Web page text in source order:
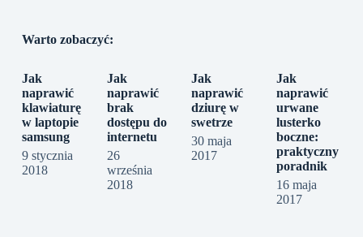
Warto zobaczyć:
Jak
naprawić
klawiaturę
w laptopie
samsung
9 stycznia
2018
Jak
naprawić
brak
dostępu do
internetu
26
września
2018
Jak
naprawić
dziurę w
swetrze
30 maja
2017
Jak
naprawić
urwane
lusterko
boczne:
praktyczny
poradnik
16 maja
2017